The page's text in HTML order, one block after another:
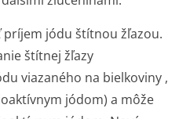
príjem jódu štítnou žľazou.
štítnej žľazy
viazaného na bielkoviny ,
jódom) a môže